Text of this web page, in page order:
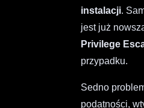
instalacji.
jest już
Privilege
przypadku.
Sedno
podatności,